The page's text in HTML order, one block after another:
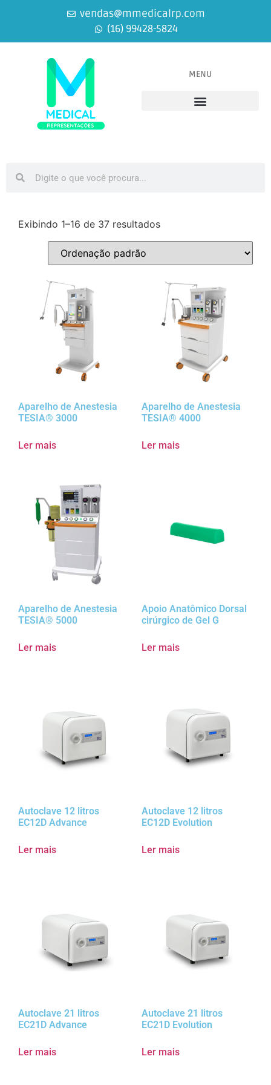
vendas@mmedicalrp.com
(16) 99428-5824
MENU
Exibindo 1–16 de 37 resultados
Aparelho de Anestesia
TESIA® 3000
Ler mais
Aparelho de Anestesia
TESIA® 4000
Ler mais
Aparelho de Anestesia
TESIA® 5000
Ler mais
Apoio Anatômico Dorsal
cirúrgico de Gel G
Ler mais
Autoclave 12 litros
EC12D Advance
Ler mais
Autoclave 12 litros
EC12D Evolution
Ler mais
Autoclave 21 litros
EC21D Advance
Ler mais
Autoclave 21 litros
EC21D Evolution
Ler mais